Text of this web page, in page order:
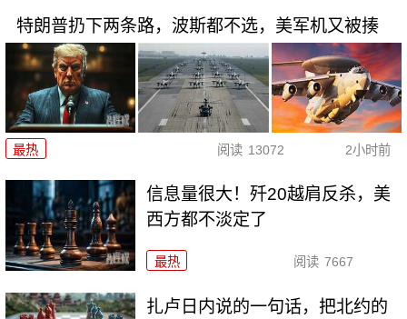
特朗普扔下两条路，波斯都不选，美军机又被揍
最热 阅读 13072 2小时前
信息量很大！歼20越肩反杀，美
西方都不淡定了
最热 阅读 7667
扎卢日内说的一句话，把北约的